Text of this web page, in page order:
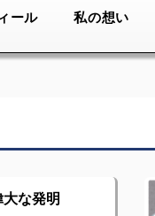
ール 私の想い
な発明